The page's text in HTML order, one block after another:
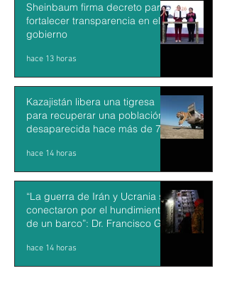
Sheinbaum firma decreto para
fortalecer transparencia en el
gobierno
hace 13 horas
Kazajistán libera una tigresa
para recuperar una población
desaparecida hace más de 70
hace 14 horas
“La guerra de Irán y Ucrania se
conectaron por el hundimiento
de un barco”: Dr. Francisco Gil
hace 14 horas